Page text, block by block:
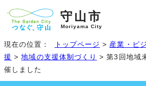
守山市
Moriyama City
現在の位置： トップページ > 産業・ビ
援 >地域の支援体制づくり > 第3回地域
催しました